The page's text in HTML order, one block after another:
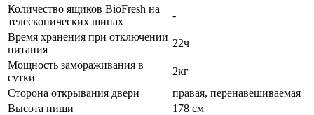
Количество ящиков BioFresh на
телескопических шинах
-
Время хранения при отключении
питания
22ч
Мощность замораживания в
сутки
2кг
Сторона открывания двери
правая, перенавешиваемая
Высота ниши
178 см